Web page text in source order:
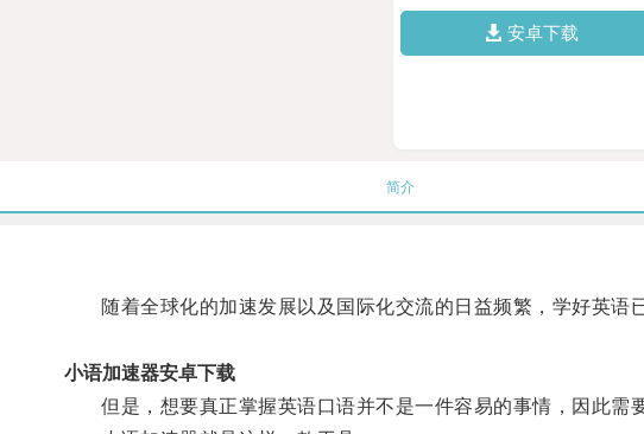
安卓下载
简介
随着全球化的加速发展以及国际化交流的日益频繁，学好英语
小语加速器安卓下载
但是，想要真正掌握英语口语并不是一件容易的事情，因此需